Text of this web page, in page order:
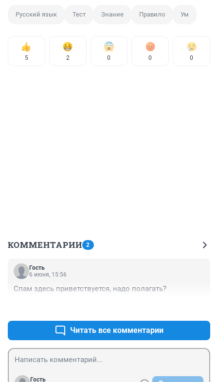
Русский язык Тест Знание Правило Ум
5 2 0 0 0
КОММЕНТАРИИ 2
Гость
6 июня, 15:56
Спам здесь приветствуется, надо полагать?
Читать все комментарии
Гость